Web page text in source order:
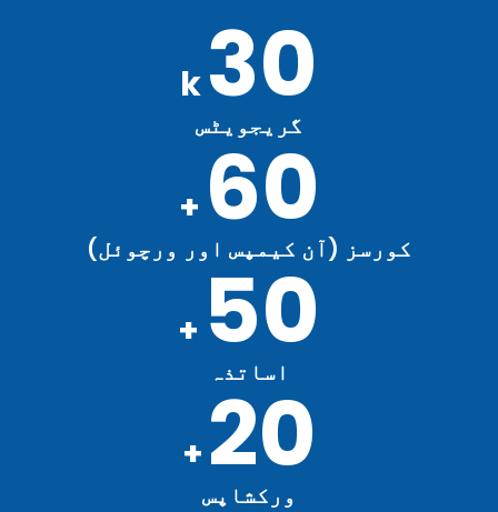
30
k
گریجویٹس
60
+
کورسز (آن کیمپس اور ورچوئل)
50
+
اساتذہ
20
+
ورکشاپس